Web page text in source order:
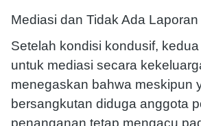
Mediasi dan Tidak Ada Laporan
Setelah kondisi kondusif,
untuk mediasi secara
menegaskan bahwa meskipun
bersangkutan diduga anggota
penanganan tetap mengacu